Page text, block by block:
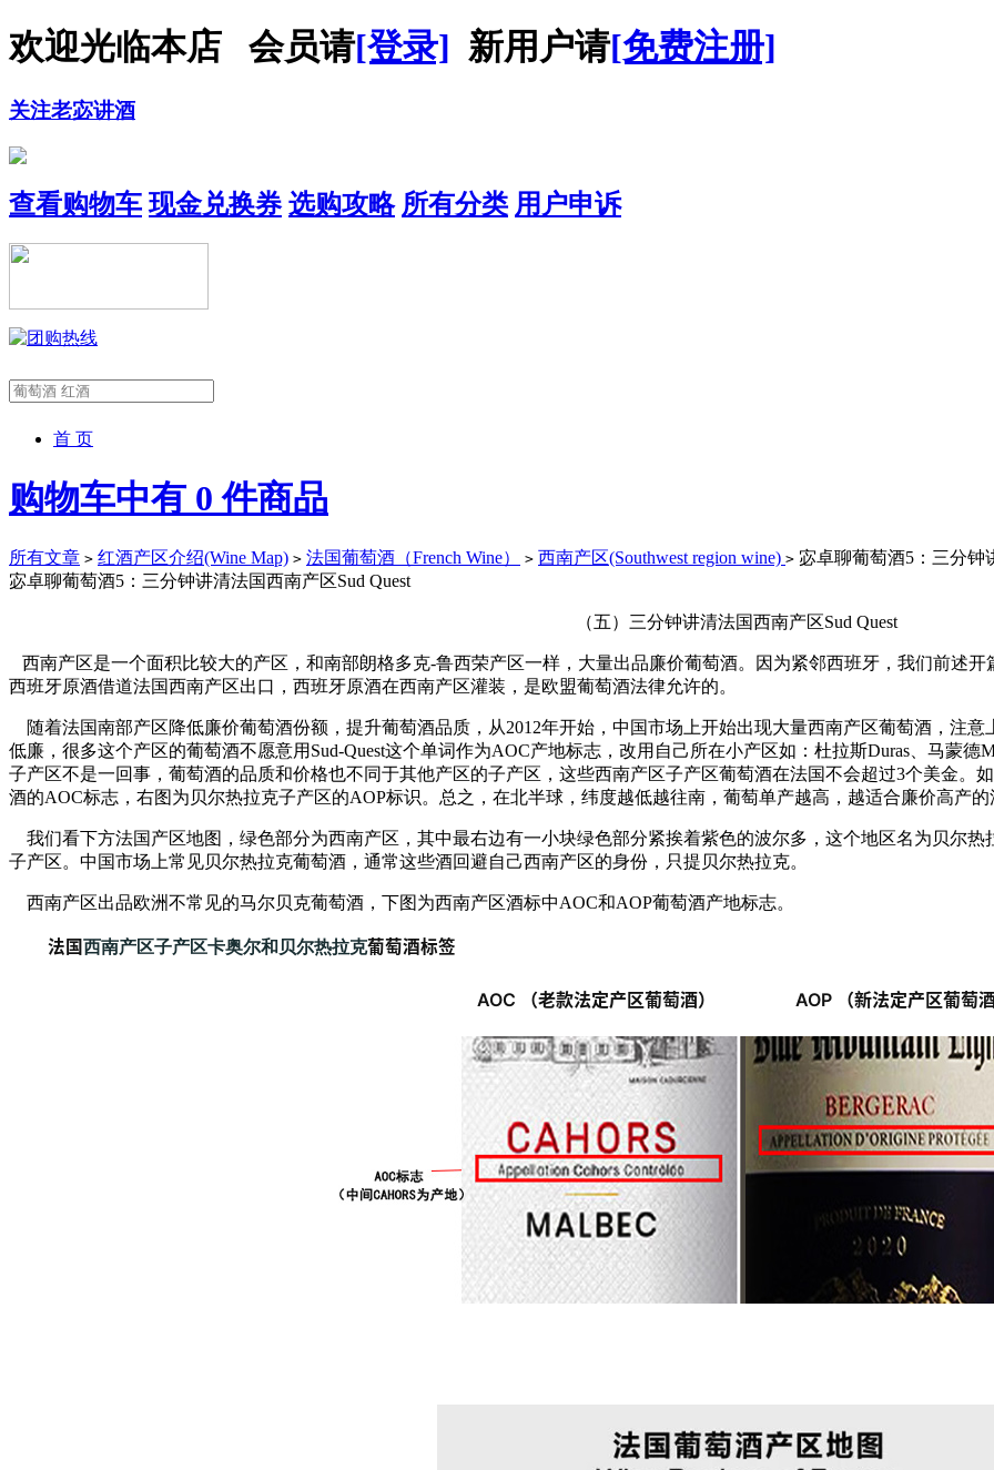
欢迎光临本店 会员请[登录] 新用户请[免费注册]
关注老宓讲酒
查看购物车 现金兑换券 选购攻略 所有分类 用户申诉
首 页
购物车中有 0 件商品
所有文章 > 红酒产区介绍(Wine Map) > 法国葡萄酒（French Wine） > 西南产区(Southwest region wine) > 宓卓聊葡萄酒5：三分钟
宓卓聊葡萄酒5：三分钟讲清法国西南产区Sud Quest
（五）三分钟讲清法国西南产区Sud Quest
西南产区是一个面积比较大的产区，和南部朗格多克-鲁西荣产区一样，大量出品廉价葡萄酒。因为紧邻西班牙，我们前述
西班牙原酒借道法国西南产区出口，西班牙原酒在西南产区灌装，是欧盟葡萄酒法律允许的。
随着法国南部产区降低廉价葡萄酒份额，提升葡萄酒品质，从2012年开始，中国市场上开始出现大量西南产区葡萄酒，注意
低廉，很多这个产区的葡萄酒不愿意用Sud-Quest这个单词作为AOC产地标志，改用自己所在小产区如：杜拉斯Duras、马蒙德
子产区不是一回事，葡萄酒的品质和价格也不同于其他产区的子产区，这些西南产区子产区葡萄酒在法国不会超过3个美金。
酒的AOC标志，右图为贝尔热拉克子产区的AOP标识。总之，在北半球，纬度越低越往南，葡萄单产越高，越适合廉价高产
我们看下方法国产区地图，绿色部分为西南产区，其中最右边有一小块绿色部分紧挨着紫色的波尔多，这个地区名为贝尔热
子产区。中国市场上常见贝尔热拉克葡萄酒，通常这些酒回避自己西南产区的身份，只提贝尔热拉克。
西南产区出品欧洲不常见的马尔贝克葡萄酒，下图为西南产区酒标中AOC和AOP葡萄酒产地标志。
法国 西南产区子产区卡奥尔和贝尔热拉克葡萄酒标签
AOC （老款法定产区葡萄酒） AOP （新法定产区葡萄